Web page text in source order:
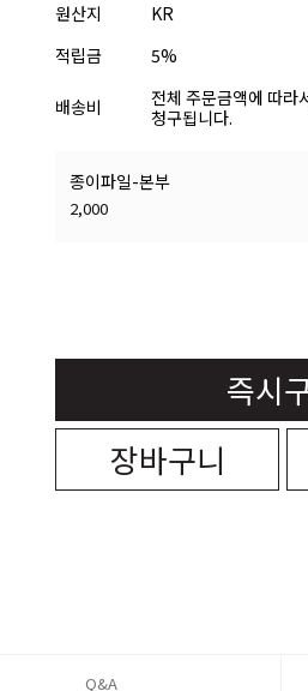
원산지
KR
적립금
5%
배송비
전체 주문금액에 따라
청구됩니다.
종이파일-본부
2,000
즉시
장바구니
Q&A